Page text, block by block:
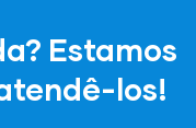
Estamos
los!